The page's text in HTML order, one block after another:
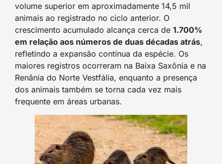
volume superior em aproximadamente 14,5 mil
animais ao registrado no ciclo anterior. O
crescimento acumulado alcança cerca de 1.700%
em relação aos números de duas décadas atrás,
refletindo a expansão contínua da espécie. Os
maiores registros ocorreram na Baixa Saxônia e na
Renânia do Norte Vestfália, enquanto a presença
dos animais também se torna cada vez mais
frequente em áreas urbanas.